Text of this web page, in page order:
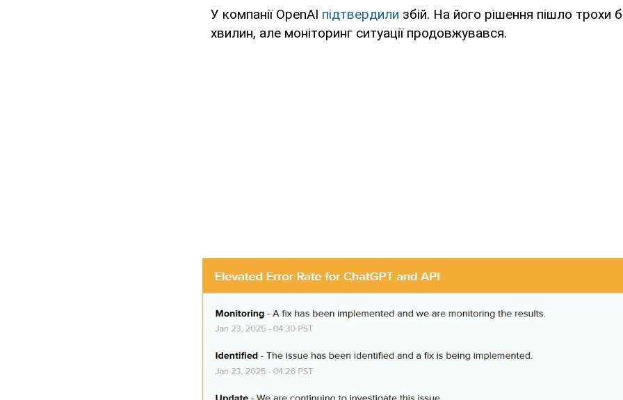
У компанії OpenAI підтвердили збій. На його рішення пішло трохи
хвилин, але моніторинг ситуації продовжувався.